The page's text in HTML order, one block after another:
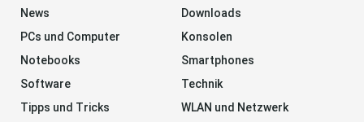
News
Downloads
PCs und Computer
Konsolen
Notebooks
Smartphones
Software
Technik
Tipps und Tricks
WLAN und Netzwerk